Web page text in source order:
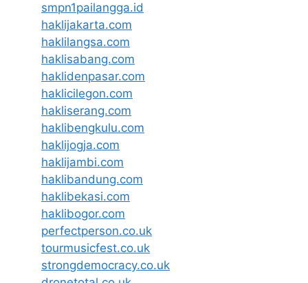
smpn1pailangga.id
haklijakarta.com
haklilangsa.com
haklisabang.com
haklidenpasar.com
haklicilegon.com
hakliserang.com
haklibengkulu.com
haklijogja.com
haklijambi.com
haklibandung.com
haklibekasi.com
haklibogor.com
perfectperson.co.uk
tourmusicfest.co.uk
strongdemocracy.co.uk